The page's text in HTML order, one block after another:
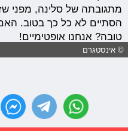
מתגובתה של סלינה, מפני
הסתיים לא כל כך בטוב.
טובה? אנחנו אופטימיים!
© אינסטגרם